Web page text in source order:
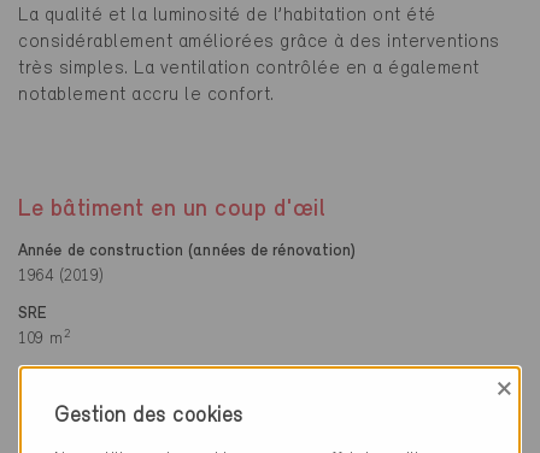
La qualité et la luminosité de l’habitation ont été
considérablement améliorées grâce à des interventions
très simples. La ventilation contrôlée en a également
notablement accru le confort.
Le bâtiment en un coup d'œil
Année de construction (années de rénovation)
1964 (2019)
SRE
109 m2
aucune
Gestion des cookies
×